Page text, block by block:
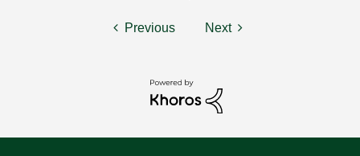
Previous Next